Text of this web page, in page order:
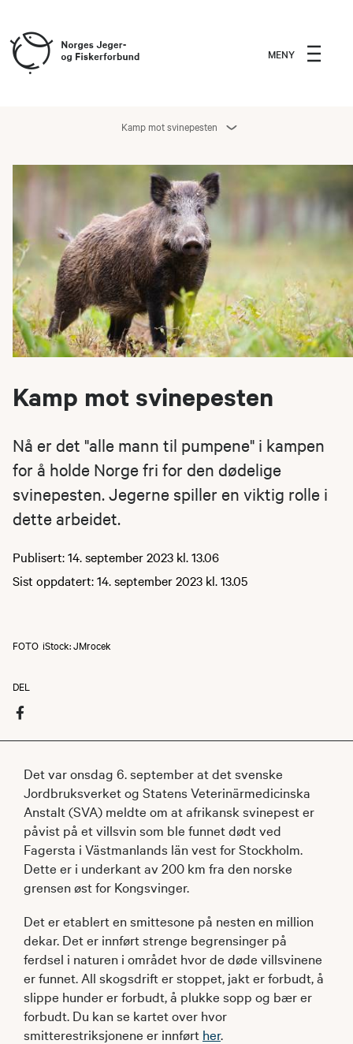
MENY
Kamp mot svinepesten
Kamp mot svinepesten
Nå er det "alle mann til pumpene" i kampen
for å holde Norge fri for den dødelige
svinepesten. Jegerne spiller en viktig rolle i
dette arbeidet.
Publisert: 14. september 2023 kl. 13.06
Sist oppdatert: 14. september 2023 kl. 13.05
FOTO iStock: JMrocek
DEL
Det var onsdag 6. september at det svenske
Jordbruksverket og Statens Veterinärmedicinska
Anstalt (SVA) meldte om at afrikansk svinepest er
påvist på et villsvin som ble funnet dødt ved
Fagersta i Västmanlands län vest for Stockholm.
Dette er i underkant av 200 km fra den norske
grensen øst for Kongsvinger.
Det er etablert en smittesone på nesten en million
dekar. Det er innført strenge begrensinger på
ferdsel i naturen i området hvor de døde villsvinene
er funnet. All skogsdrift er stoppet, jakt er forbudt, å
slippe hunder er forbudt, å plukke sopp og bær er
forbudt. Du kan se kartet over hvor
smitterestriksjonene er innført her.